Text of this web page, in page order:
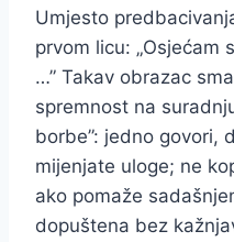
Umjesto
prvom licu:
…” Takav obrazac
spremnost na
borbe”: jedno govori,
mijenjate uloge; ne
ako pomaže
dopuštena bez